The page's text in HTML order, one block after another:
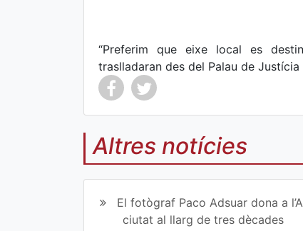
“Preferim que eixe local es
traslladaran des del Palau de
Co
art
Co
art
Altres notícies
El fotògraf Paco Adsuar dona a
ciutat al llarg de tres dècades